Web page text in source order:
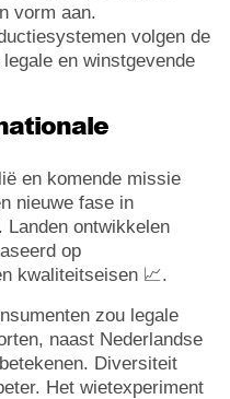
vorm aan.
volgen de
en winstgevende
en komende missie
nieuwe fase in
Landen ontwikkelen
op
kwaliteitseisen 📈.
zou legale
naast Nederlandse
Diversiteit
Het wietexperiment